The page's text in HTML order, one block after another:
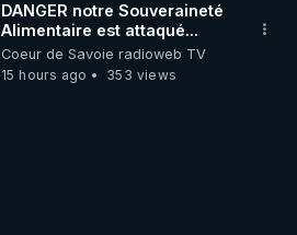
DANGER notre Souveraineté
Alimentaire est attaqué...
Coeur de Savoie radioweb TV
15 hours ago
353 views